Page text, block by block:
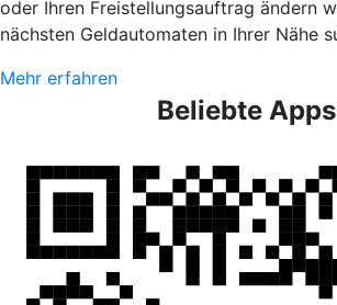
oder Ihren Freistellungsauftrag ändern
nächsten Geldautomaten in Ihrer Nähe
Mehr erfahren
Beliebte Apps